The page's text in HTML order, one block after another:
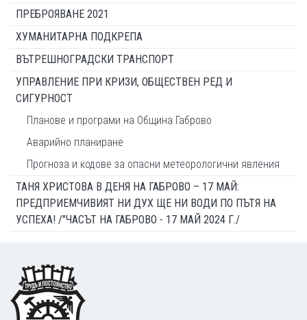
ПРЕБРОЯВАНЕ 2021
ХУМАНИТАРНА ПОДКРЕПА
ВЪТРЕШНОГРАДСКИ ТРАНСПОРТ
УПРАВЛЕНИЕ ПРИ КРИЗИ, ОБЩЕСТВЕН РЕД И
СИГУРНОСТ
Планове и програми на Община Габрово
Аварийно планиране
Прогноза и кодове за опасни метеорологични явления
ТАНЯ ХРИСТОВА В ДЕНЯ НА ГАБРОВО – 17 МАЙ:
ПРЕДПРИЕМЧИВИЯТ НИ ДУХ ЩЕ НИ ВОДИ ПО ПЪТЯ НА
УСПЕХА! /"ЧАСЪТ НА ГАБРОВО - 17 МАЙ 2024 Г./
Footer